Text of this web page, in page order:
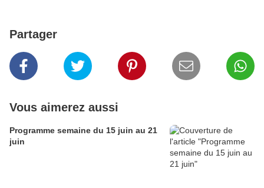
Partager
Vous aimerez aussi
Programme semaine du 15 juin au 21
juin